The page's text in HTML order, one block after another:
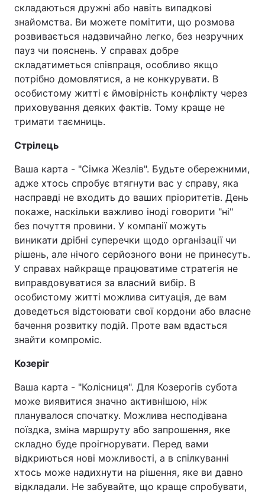
складаються дружні або навіть випадкові
знайомства. Ви можете помітити, що розмова
розвивається надзвичайно легко, без незручних
пауз чи пояснень. У справах добре
складатиметься співпраця, особливо якщо
потрібно домовлятися, а не конкурувати. В
особистому житті є ймовірність конфлікту через
приховування деяких фактів. Тому краще не
тримати таємниць.
Стрілець
Ваша карта - "Сімка Жезлів". Будьте обережними,
адже хтось спробує втягнути вас у справу, яка
насправді не входить до ваших пріоритетів. День
покаже, наскільки важливо іноді говорити "ні"
без почуття провини. У компанії можуть
виникати дрібні суперечки щодо організації чи
рішень, але нічого серйозного вони не принесуть.
У справах найкраще працюватиме стратегія не
виправдовуватися за власний вибір. В
особистому житті можлива ситуація, де вам
доведеться відстоювати свої кордони або власне
бачення розвитку подій. Проте вам вдасться
знайти компроміс.
Козеріг
Ваша карта - "Колісниця". Для Козерогів субота
може виявитися значно активнішою, ніж
планувалося спочатку. Можлива несподівана
поїздка, зміна маршруту або запрошення, яке
складно буде проігнорувати. Перед вами
відкриються нові можливості, а в спілкуванні
хтось може надихнути на рішення, яке ви давно
відкладали. Не забувайте, що краще спробувати,